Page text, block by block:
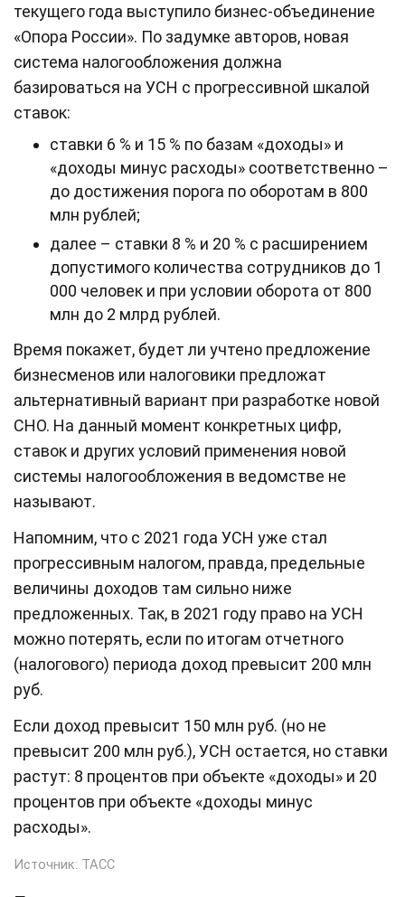
текущего года выступило бизнес-объединение
«Опора России». По задумке авторов, новая
система налогообложения должна
базироваться на УСН с прогрессивной шкалой
ставок:
ставки 6 % и 15 % по базам «доходы» и
«доходы минус расходы» соответственно –
до достижения порога по оборотам в 800
млн рублей;
далее – ставки 8 % и 20 % с расширением
допустимого количества сотрудников до 1
000 человек и при условии оборота от 800
млн до 2 млрд рублей.
Время покажет, будет ли учтено предложение
бизнесменов или налоговики предложат
альтернативный вариант при разработке новой
СНО. На данный момент конкретных цифр,
ставок и других условий применения новой
системы налогообложения в ведомстве не
называют.
Напомним, что с 2021 года УСН уже стал
прогрессивным налогом, правда, предельные
величины доходов там сильно ниже
предложенных. Так, в 2021 году право на УСН
можно потерять, если по итогам отчетного
(налогового) периода доход превысит 200 млн
руб.
Если доход превысит 150 млн руб. (но не
превысит 200 млн руб.), УСН остается, но ставки
растут: 8 процентов при объекте «доходы» и 20
процентов при объекте «доходы минус
расходы».
Источник: ТАСС